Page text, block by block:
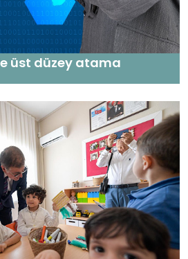
üst düzey atama